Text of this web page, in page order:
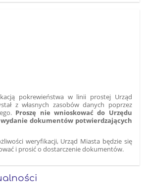
pokrewieństwa w linii prostej Urząd
z własnych zasobów danych poprzez
Proszę nie wnioskować do Urzędu
dokumentów potwierdzających
weryfikacji, Urząd Miasta będzie się
i prosić o dostarczenie dokumentów.